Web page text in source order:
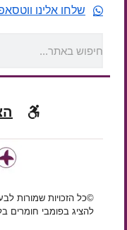
שלחו אלינו
©כל הזכויות שמורות
להציג בפומבי